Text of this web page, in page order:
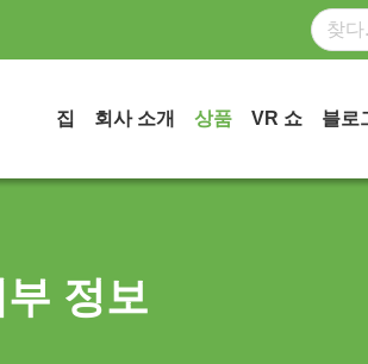
집 회사 소개 상품 VR 쇼 블로
정보